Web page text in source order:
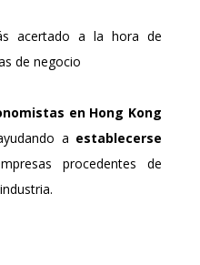
acertado a la hora de
de negocio
en Hong Kong
a establecerse
procedentes de